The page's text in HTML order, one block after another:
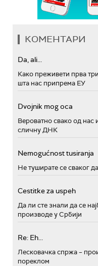
КОМЕНТАРИ
Da, ali...
Како преживети прва
шта нас припрема ЕУ
Dvojnik mog oca
Вероватно свако од нас
сличну ДНК
Nemogućnost tusiranja
Не туширате се сваког
Cestitke za uspeh
Да ли сте знали да се
производе у Србији
Re: Eh...
Лесковачка спржа –
пореклом